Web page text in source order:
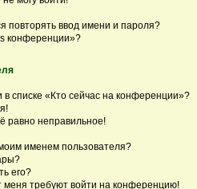
повторять ввод имени и пароля?
конференции»?
списке «Кто сейчас на конференции»?
равно неправильное!
именем пользователя?
его?
меня требуют войти на конференцию!